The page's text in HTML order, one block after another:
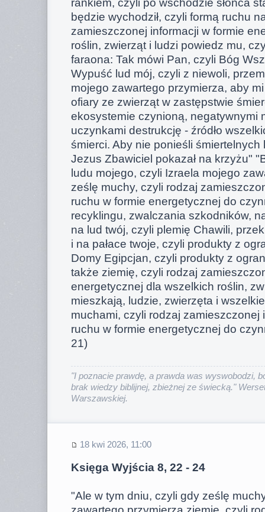
rankiem, czyli po wschodzie słońca
będzie wychodził, czyli formą ruchu
zamieszczonej informacji w formie
roślin, zwierząt i ludzi powiedz mu,
faraona: Tak mówi Pan, czyli Bóg
Wypuść lud mój, czyli z niewoli,
mojego zawartego przymierza, aby mi
ofiary ze zwierząt w zastępstwie
ekosystemie czynioną, negatywnymi
uczynkami destrukcję - źródło
śmierci. Aby nie ponieśli
Jezus Zbawiciel pokazał na krzyżu"
ludu mojego, czyli Izraela mojego
ześlę muchy, czyli rodzaj
ruchu w formie energetycznej do
recyklingu, zwalczania szkodników,
na lud twój, czyli plemię Chawili,
i na pałace twoje, czyli produkty z
Domy Egipcjan, czyli produkty z
także ziemię, czyli rodzaj
energetycznej dla wszelkich roślin,
mieszkają, ludzie, zwierzęta i
muchami, czyli rodzaj zamieszczonej
ruchu w formie energetycznej do
21)
"I poznacie prawdę, a prawda was wyswobodzi,
brak wiedzy biblijnej, zbieżnej ze świecką."
Warszawskiej.
18 kwi 2026, 11:00
Księga Wyjścia 8, 22 - 24
"Ale w tym dniu, czyli gdy ześlę